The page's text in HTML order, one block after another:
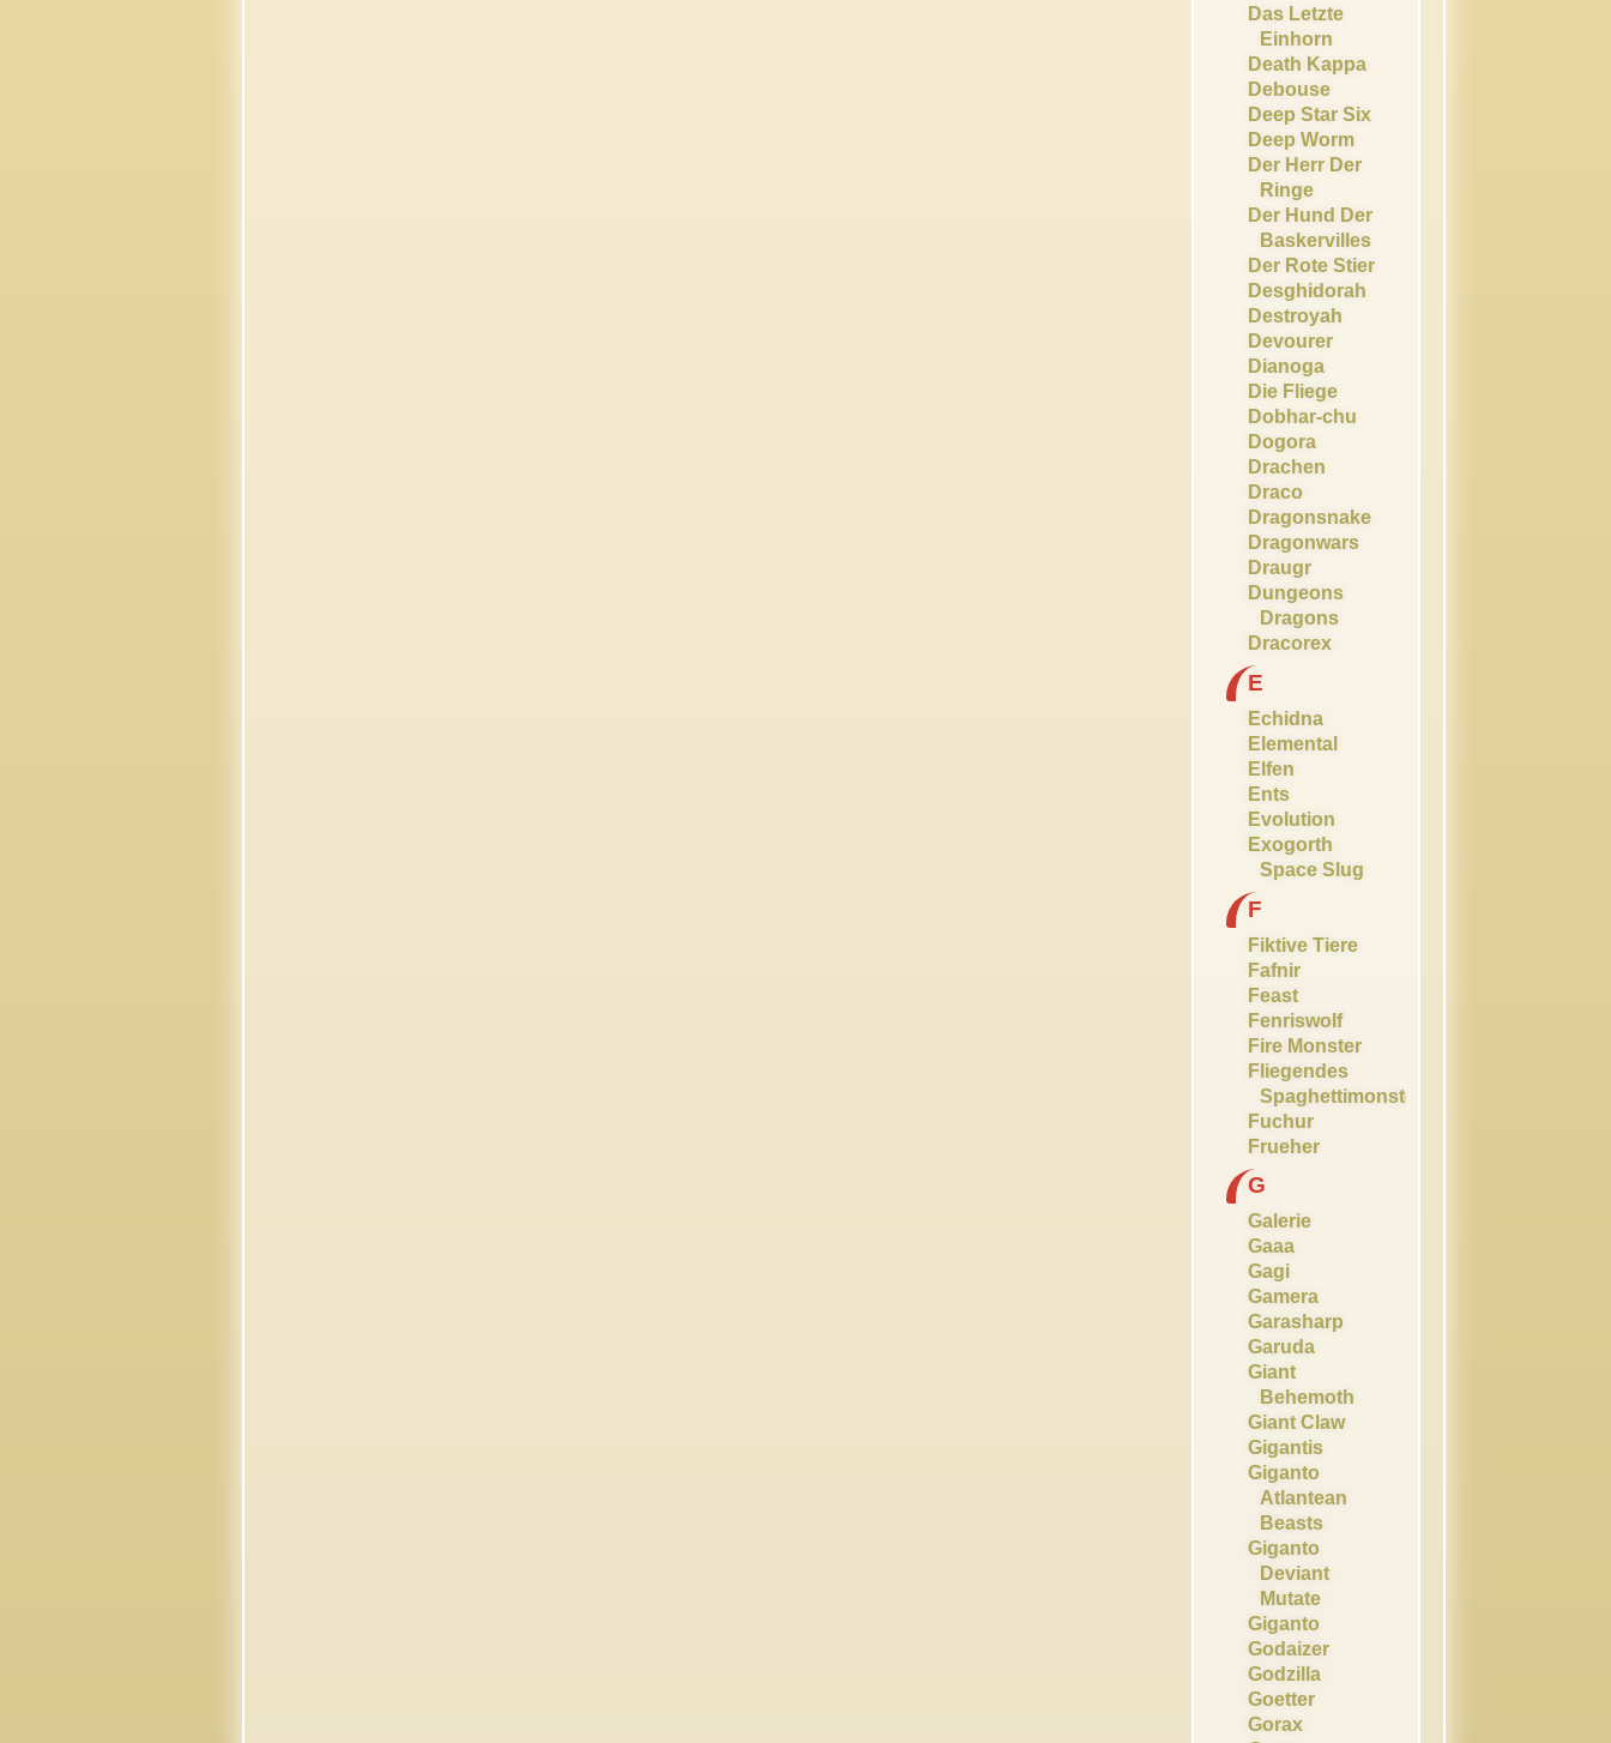
Das Letzte
Einhorn
Death Kappa
Debouse
Deep Star Six
Deep Worm
Der Herr Der
Ringe
Der Hund Der
Baskervilles
Der Rote Stier
Desghidorah
Destroyah
Devourer
Dianoga
Die Fliege
Dobhar-chu
Dogora
Drachen
Draco
Dragonsnake
Dragonwars
Draugr
Dungeons
Dragons
Dracorex
E
Echidna
Elemental
Elfen
Ents
Evolution
Exogorth
Space Slug
F
Fiktive Tiere
Fafnir
Feast
Fenriswolf
Fire Monster
Fliegendes
Spaghettimonster
Fuchur
Frueher
G
Galerie
Gaaa
Gagi
Gamera
Garasharp
Garuda
Giant
Behemoth
Giant Claw
Gigantis
Giganto
Atlantean
Beasts
Giganto
Deviant
Mutate
Giganto
Godaizer
Godzilla
Goetter
Gorax